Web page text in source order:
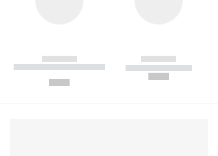
------------
----------- ----------- --------
------------
----------- -----------